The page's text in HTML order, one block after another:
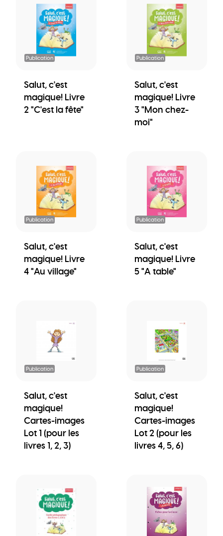
Publication
Salut, c'est
magique! Livre
2 "C'est la fête"
Publication
Salut, c'est
magique! Livre
3 "Mon chez-
moi"
Publication
Salut, c'est
magique! Livre
4 "Au village"
Publication
Salut, c'est
magique! Livre
5 "A table"
Publication
Salut, c'est
magique!
Cartes-images
Lot 1 (pour les
livres 1, 2, 3)
Publication
Salut, c'est
magique!
Cartes-images
Lot 2 (pour les
livres 4, 5, 6)